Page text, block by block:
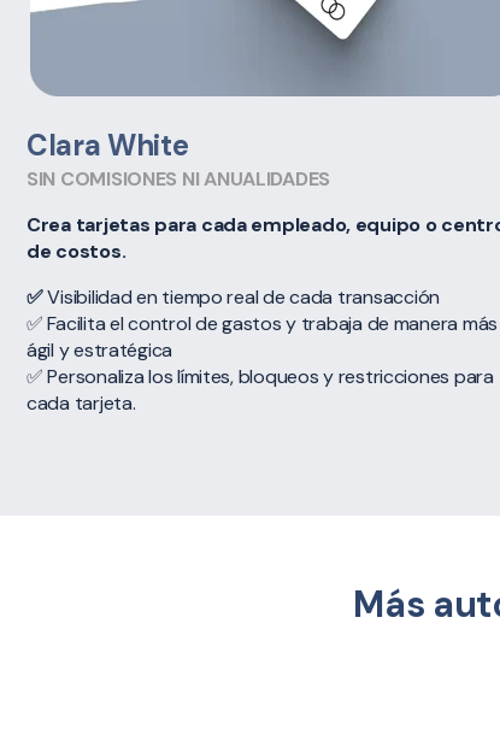
Clara White
SIN COMISIONES NI ANUALIDADES
Crea tarjetas para cada empleado, equipo o
de costos.
✅Visibilidad en tiempo real de cada transacción
✅ Facilita el control de gastos y trabaja de manera más
ágil y estratégica
✅ Personaliza los límites, bloqueos y restricciones para
cada tarjeta.
Más